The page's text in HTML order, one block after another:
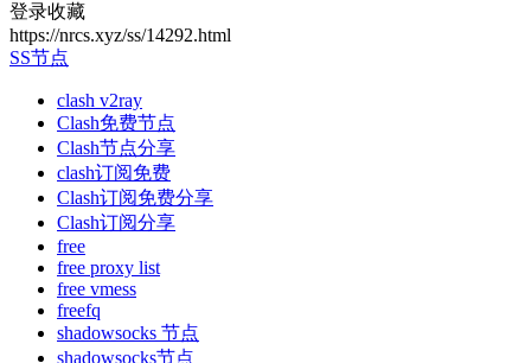
登录收藏
https://nrcs.xyz/ss/14292.html
SS节点
clash v2ray
Clash免费节点
Clash节点分享
clash订阅免费
Clash订阅免费分享
Clash订阅分享
free
free proxy list
free vmess
freefq
shadowsocks 节点
shadowsocks节点